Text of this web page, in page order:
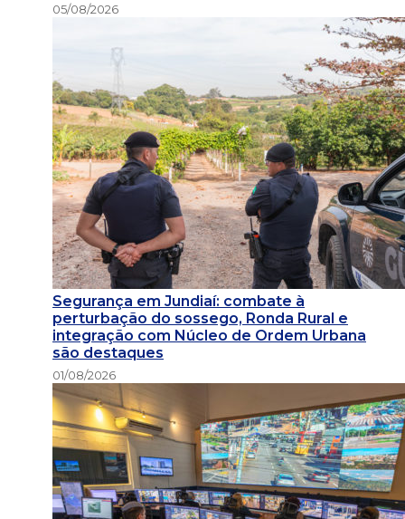
05/08/2026
Segurança em Jundiaí: combate à
perturbação do sossego, Ronda Rural e
integração com Núcleo de Ordem Urbana
são destaques
01/08/2026